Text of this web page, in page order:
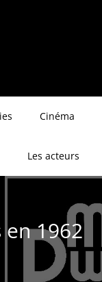
Cinéma
Les acteurs
1962